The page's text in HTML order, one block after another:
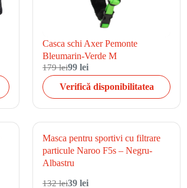
Casca schi Axer Pemonte
Bleumarin-Verde M
179 lei99 lei
Verifică disponibilitatea
Masca pentru sportivi cu filtrare
particule Naroo F5s – Negru-
Albastru
132 lei39 lei